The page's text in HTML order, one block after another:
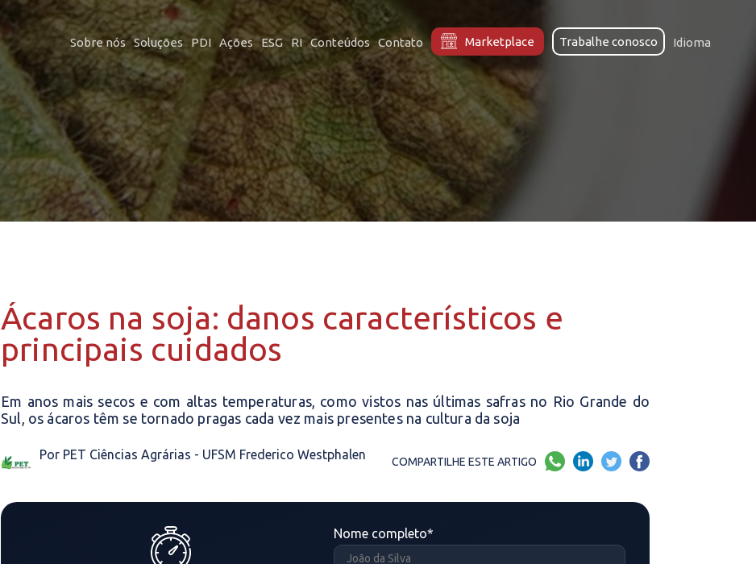
Sobre nós Soluções PDI Ações ESG RI Conteúdos Contato Marketplace Trabalhe conosco Idioma
Ácaros na soja: danos característicos e
principais cuidados
Em anos mais secos e com altas temperaturas, como vistos nas últimas safras no Rio Grande do
Sul, os ácaros têm se tornado pragas cada vez mais presentes na cultura da soja
Por PET Ciências Agrárias - UFSM Frederico Westphalen COMPARTILHE ESTE ARTIGO
Nome completo*